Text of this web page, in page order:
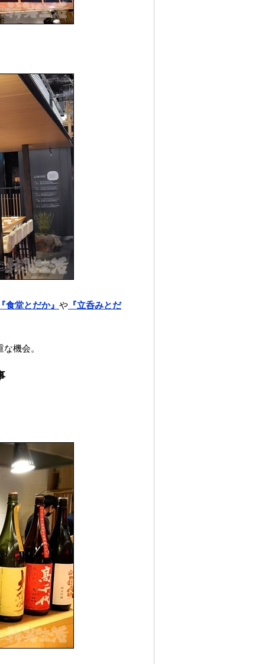
食堂とだか』 や 『立呑みとだ
機会。